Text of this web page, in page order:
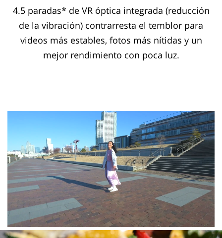
4.5 paradas* de VR óptica integrada (reducción
de la vibración) contrarresta el temblor para
videos más estables, fotos más nítidas y un
mejor rendimiento con poca luz.